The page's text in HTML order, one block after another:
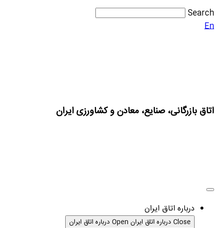
Search
En
اتاق بازرگانی، صنایع، معادن و کشاورزی ایران
درباره اتاق ایران
Close درباره اتاق ایران Open درباره اتاق ایران